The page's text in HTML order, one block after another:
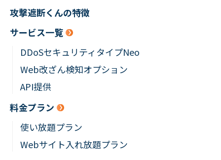
攻撃遮断くんの特徴
サービス一覧
DDoSセキュリティタイプNeo
Web改ざん検知オプション
API提供
料金プラン
使い放題プラン
Webサイト入れ放題プラン